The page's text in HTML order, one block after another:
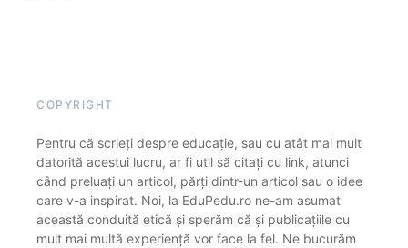
COPYRIGHT
Pentru că scrieți despre educație, sau cu atât mai mult
datorită acestui lucru, ar fi util să citați cu link, atunci
când preluați un articol, părți dintr-un articol sau o idee
care v-a inspirat. Noi, la EduPedu.ro ne-am asumat
această conduită etică și sperăm că și publicațiile cu
mult mai multă experiență vor face la fel. Ne bucurăm